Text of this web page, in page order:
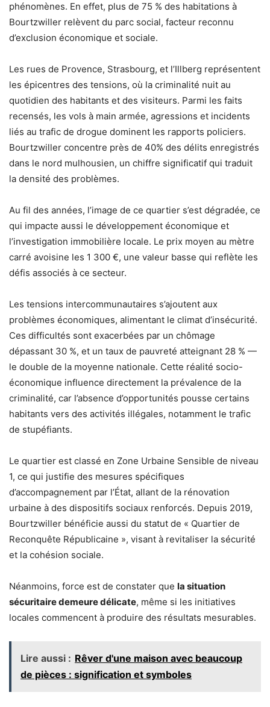
phénomènes. En effet, plus de 75 % des habitations à
Bourtzwiller relèvent du parc social, facteur reconnu
d’exclusion économique et sociale.
Les rues de Provence, Strasbourg, et l’Illberg représentent
les épicentres des tensions, où la criminalité nuit au
quotidien des habitants et des visiteurs. Parmi les faits
recensés, les vols à main armée, agressions et incidents
liés au trafic de drogue dominent les rapports policiers.
Bourtzwiller concentre près de 40% des délits enregistrés
dans le nord mulhousien, un chiffre significatif qui traduit
la densité des problèmes.
Au fil des années, l’image de ce quartier s’est dégradée, ce
qui impacte aussi le développement économique et
l’investigation immobilière locale. Le prix moyen au mètre
carré avoisine les 1 300 €, une valeur basse qui reflète les
défis associés à ce secteur.
Les tensions intercommunautaires s’ajoutent aux
problèmes économiques, alimentant le climat d’insécurité.
Ces difficultés sont exacerbées par un chômage
dépassant 30 %, et un taux de pauvreté atteignant 28 % —
le double de la moyenne nationale. Cette réalité socio-
économique influence directement la prévalence de la
criminalité, car l’absence d’opportunités pousse certains
habitants vers des activités illégales, notamment le trafic
de stupéfiants.
Le quartier est classé en Zone Urbaine Sensible de niveau
1, ce qui justifie des mesures spécifiques
d’accompagnement par l’État, allant de la rénovation
urbaine à des dispositifs sociaux renforcés. Depuis 2019,
Bourtzwiller bénéficie aussi du statut de « Quartier de
Reconquête Républicaine », visant à revitaliser la sécurité
et la cohésion sociale.
Néanmoins, force est de constater que la situation
sécuritaire demeure délicate, même si les initiatives
locales commencent à produire des résultats mesurables.
Lire aussi : Rêver d'une maison avec beaucoup
de pièces : signification et symboles